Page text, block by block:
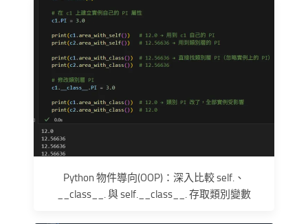
Python 物件導向(OOP)：深入比較 self.、
__class__. 與 self.__class__. 存取類別變數